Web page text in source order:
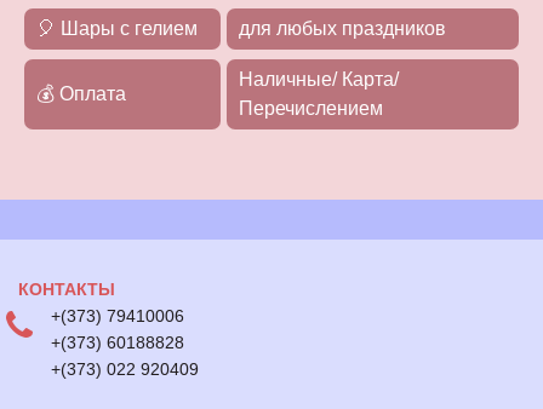
🎈 Шары с гелием для любых праздников
💰 Оплата
Наличные/ Карта/
Перечислением
КОНТАКТЫ
+(373) 79410006
+(373) 60188828
+(373) 022 920409